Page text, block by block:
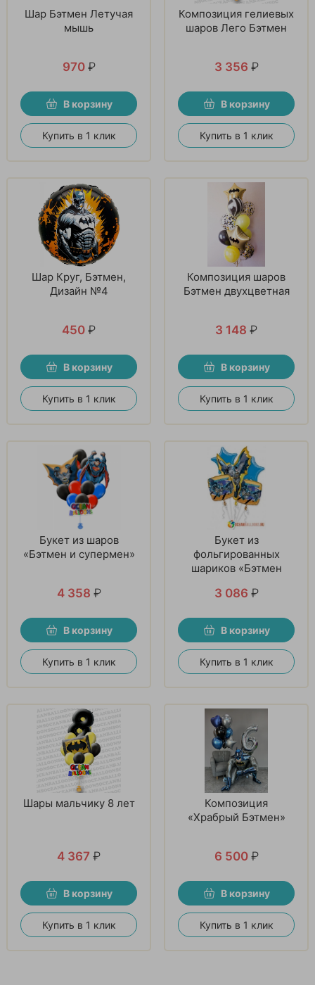
Шар Бэтмен Летучая
мышь
970 ₽
В корзину
Купить в 1 клик
Композиция гелиевых
шаров Лего Бэтмен
3 356 ₽
В корзину
Купить в 1 клик
Шар Круг, Бэтмен,
Дизайн №4
450 ₽
В корзину
Купить в 1 клик
Композиция шаров
Бэтмен двухцветная
3 148 ₽
В корзину
Купить в 1 клик
Букет из шаров
«Бэтмен и супермен»
4 358 ₽
В корзину
Купить в 1 клик
Букет из
фольгированных
шариков «Бэтмен
3 086 ₽
В корзину
Купить в 1 клик
Шары мальчику 8 лет
4 367 ₽
В корзину
Купить в 1 клик
Композиция
«Храбрый Бэтмен»
6 500 ₽
В корзину
Купить в 1 клик